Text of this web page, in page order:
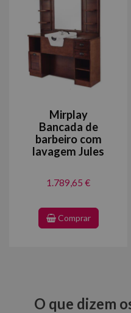
Mirplay
Bancada de
barbeiro com
lavagem Jules
1.789,65 €
Comprar
O que dizem